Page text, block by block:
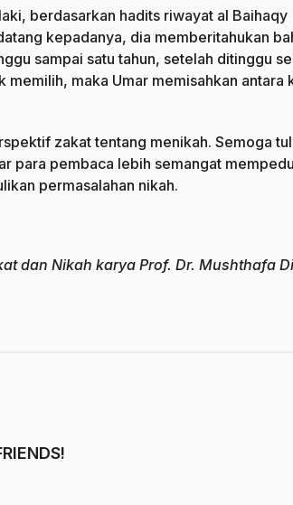
berdasarkan hadits riwayat al Baihaqy
kepadanya, dia memberitahukan
sampai satu tahun, setelah ditinggu
maka Umar memisahkan antara
zakat tentang menikah. Semoga
para pembaca lebih semangat
permasalahan nikah.
dan Nikah karya Prof. Dr. Mushthafa